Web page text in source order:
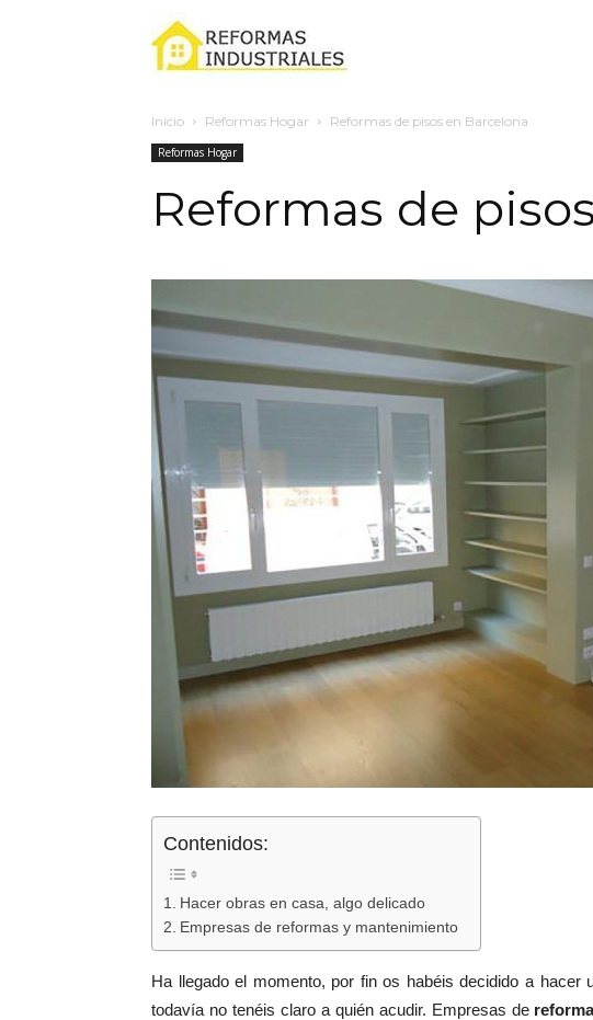
industriales
Inicio Reformas Hogar Reformas de pisos en Barcelona
Reformas Hogar
Reformas de
Contenidos:
Hacer obras en casa, algo delicado
Empresas de reformas y mantenimiento
Ha llegado el momento, por fin os habéis decidido a
todavía no tenéis claro a quién acudir. Empresas de